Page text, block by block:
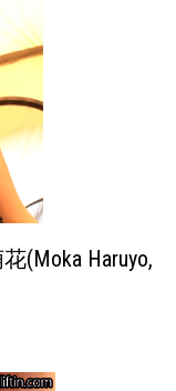
(Moka Haruyo,